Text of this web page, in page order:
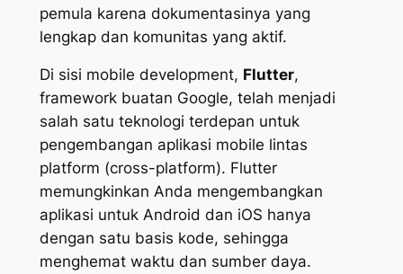
pemula karena dokumentasinya yang
lengkap dan komunitas yang aktif.
Di sisi mobile development, Flutter,
framework buatan Google, telah menjadi
salah satu teknologi terdepan untuk
pengembangan aplikasi mobile lintas
platform (cross-platform). Flutter
memungkinkan Anda mengembangkan
aplikasi untuk Android dan iOS hanya
dengan satu basis kode, sehingga
menghemat waktu dan sumber daya.